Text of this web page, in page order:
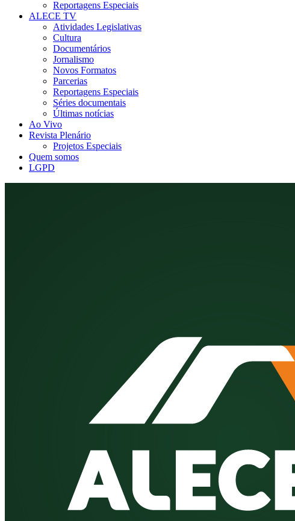
Reportagens Especiais
ALECE TV
Atividades Legislativas
Cultura
Documentários
Jornalismo
Novos Formatos
Parcerias
Reportagens Especiais
Séries documentais
Últimas notícias
Ao Vivo
Revista Plenário
Projetos Especiais
Quem somos
LGPD